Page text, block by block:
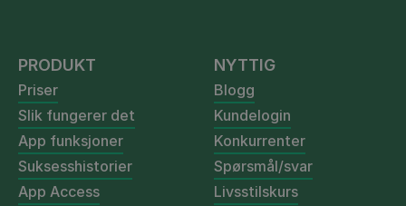
PRODUKT
Priser
Slik fungerer det
App funksjoner
Suksesshistorier
App Access
NYTTIG
Blogg
Kundelogin
Konkurrenter
Spørsmål/svar
Livsstilskurs